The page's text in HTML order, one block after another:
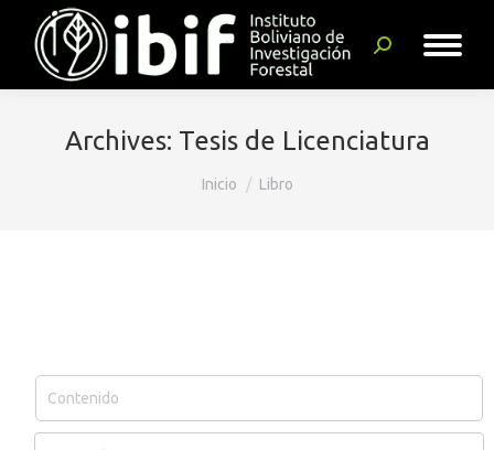
Buscar:
Archives: Tesis de Licenciatura
Estás aquí:
Inicio Libro